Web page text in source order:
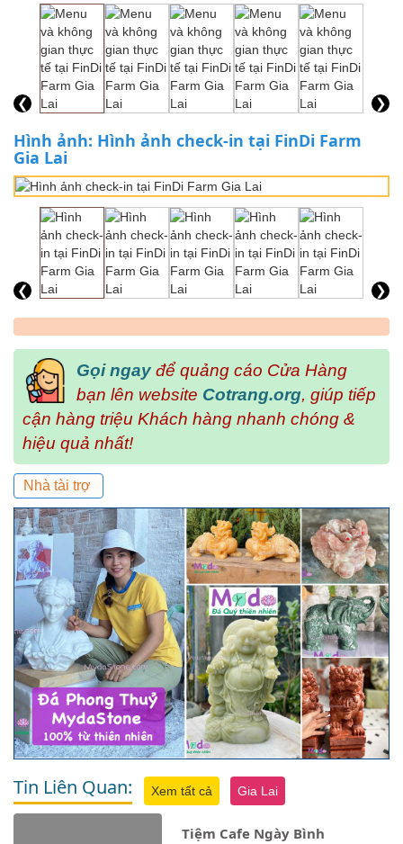
❮ ❯
Hình ảnh: Hình ảnh check-in tại FinDi Farm
Gia Lai
❮ ❯
Gọi ngay để quảng cáo Cửa Hàng
bạn lên website Cotrang.org, giúp tiếp
cận hàng triệu Khách hàng nhanh chóng &
hiệu quả nhất!
Nhà tài trợ
Tin Liên Quan: Xem tất cả Gia Lai
Tiệm Cafe Ngày Bình